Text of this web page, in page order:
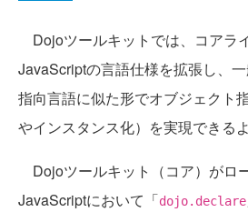
Dojoツールキットでは、コアラ
JavaScriptの言語仕様を拡張し、
指向言語に似た形でオブジェクト
やインスタンス化）を実現できる
Dojoツールキット（コア）がロ
JavaScriptにおいて「dojo.declare